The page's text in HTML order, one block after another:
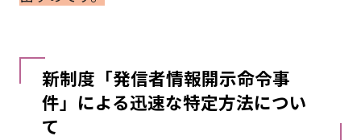
新制度「発信者情報開示命令事
件」による迅速な特定方法につい
て